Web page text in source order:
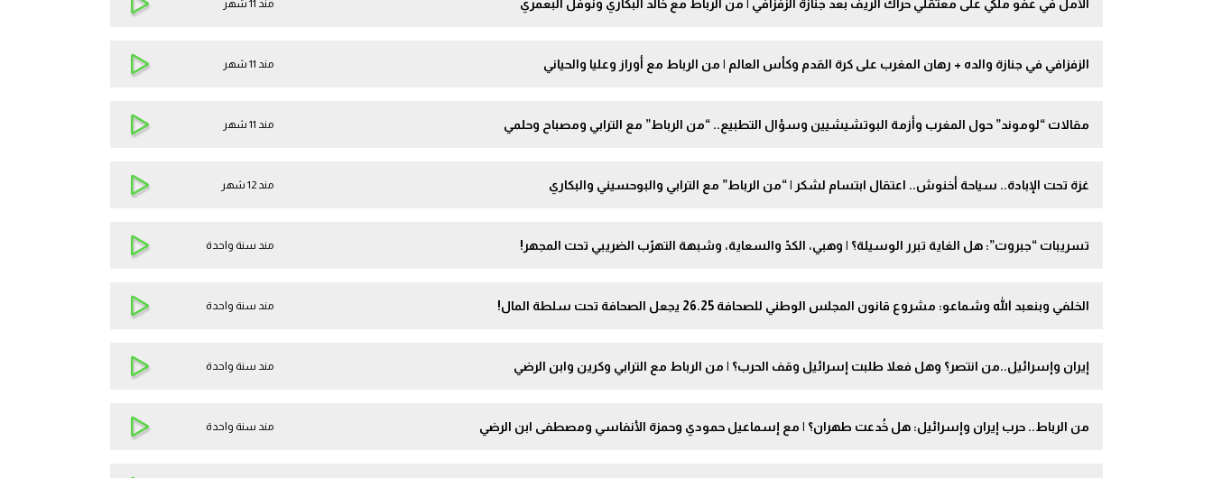
الأمل في عفو ملكي على معتقلي حراك الريف بعد جنازة الزفزافي | من الرباط مع خالد البكاري ونوفل البعمري مند 11 شهر
الزفزافي في جنازة والده + رهان المغرب على كرة القدم وكأس العالم | من الرباط مع أوراز وعليا والحياني مند 11 شهر
مقالات “لوموند” حول المغرب وأزمة البوتشيشيين وسؤال التطبيع.. “من الرباط” مع الترابي ومصباح وحلمي مند 11 شهر
غزة تحت الإبادة.. سياحة أخنوش.. اعتقال ابتسام لشكر | “من الرباط” مع الترابي والبوحسيني والبكاري مند 12 شهر
تسريبات “جبروت”: هل الغاية تبرر الوسيلة؟ | وهبي، الكدّ والسعاية، وشبهة التهرّب الضريبي تحت المجهر! مند سنة واحدة
الخلفي وبنعبد الله وشماعو: مشروع قانون المجلس الوطني للصحافة 26.25 يجعل الصحافة تحت سلطة المال! مند سنة واحدة
إيران وإسرائيل..من انتصر؟ وهل فعلا طلبت إسرائيل وقف الحرب؟ | من الرباط مع الترابي وكرين وابن الرضي مند سنة واحدة
من الرباط.. حرب إيران وإسرائيل: هل خُدعت طهران؟ | مع إسماعيل حمودي وحمزة الأنفاسي ومصطفى ابن الرضي مند سنة واحدة